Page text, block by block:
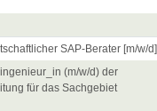
SAP-Berater [m/w/d]
(m/w/d) der
für das Sachgebiet